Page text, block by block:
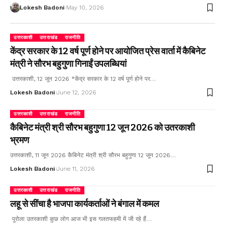
Lokesh Badoni May 10, 2026
उत्तरकाशी उत्तराखंड राजनीति
केंद्र सरकार के 12 वर्ष पूर्ण होने पर आयोजित प्रेस वार्ता में कैबिनेट
मंत्री ने सौरभ बहुगुणा गिनाईं उपलब्धियां
उत्तरकाशी, 12 जून 2026 *केंद्र सरकार के 12 वर्ष पूर्ण होने पर…
Lokesh Badoni June 12, 2026
उत्तरकाशी उत्तराखंड राजनीति
कैबिनेट मंत्री श्री सौरभ बहुगुणा 12 जून 2026 को उतरकाशी
भ्रमण
उत्तरकाशी, 11 जून 2026 कैबिनेट मंत्री श्री सौरभ बहुगुणा 12 जून 2026…
Lokesh Badoni June 11, 2026
उत्तरकाशी उत्तराखंड राजनीति
लहू से सींचा है भाजपा कार्यकर्ताओं ने बंगाल में कमल
पुरोला उतरकाशी कुछ लोग आज भी इस गलतफहमी में जी रहे हैं…